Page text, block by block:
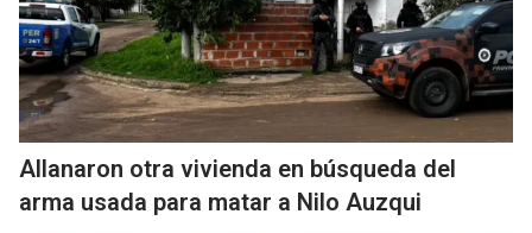
Allanaron otra vivienda en búsqueda del
arma usada para matar a Nilo Auzqui